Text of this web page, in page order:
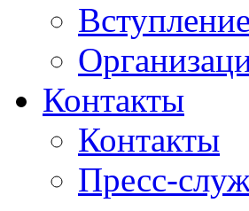
Вступление
Контакты
Контакты
Пресс-